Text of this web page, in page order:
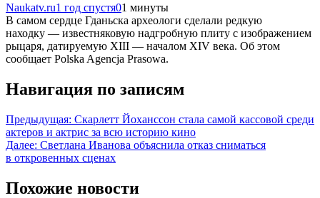
Naukatv.ru1 год спустя01 минуты
В самом сердце Гданьска археологи сделали редкую
находку — известняковую надгробную плиту с изображением
рыцаря, датируемую XIII — началом XIV века. Об этом
сообщает Polska Agencja Prasowa.
Навигация по записям
Предыдущая: Скарлетт Йоханссон стала самой кассовой среди
актеров и актрис за всю историю кино
Далее: Светлана Иванова объяснила отказ сниматься
в откровенных сценах
Похожие новости